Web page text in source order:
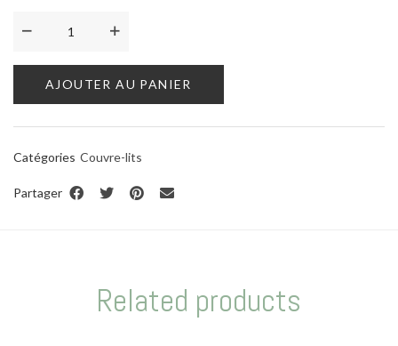
AJOUTER AU PANIER
Catégories Couvre-lits
Partager
Related products